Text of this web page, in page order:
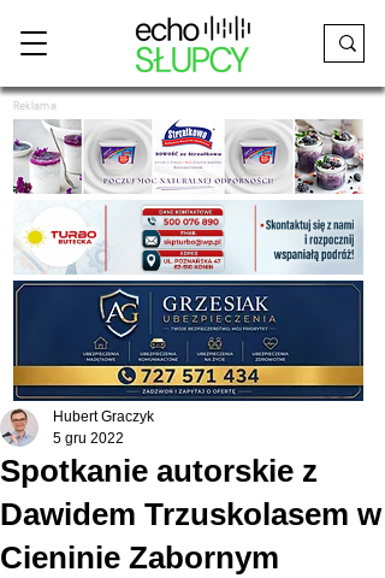
Reklama
Spotkanie autorskie z
Dawidem Trzuskolasem w
Cieninie Zabornym
Hubert Graczyk
5 gru 2022